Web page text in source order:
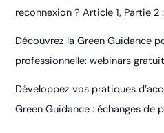
reconnexion ? Article 1, Partie
Découvrez la Green Guidance
professionnelle: webinars
Développez vos pratiques
Green Guidance : échanges